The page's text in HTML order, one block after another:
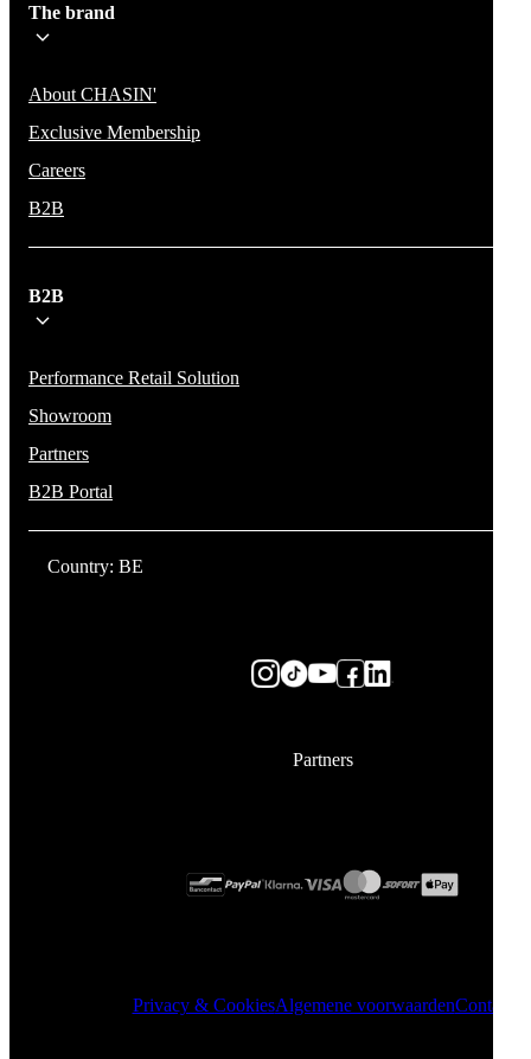
The brand
About CHASIN'
Exclusive Membership
Careers
B2B
B2B
Performance Retail Solution
Showroom
Partners
B2B Portal
Country: BE
Partners
Privacy & CookiesAlgemene voorwaardenContact